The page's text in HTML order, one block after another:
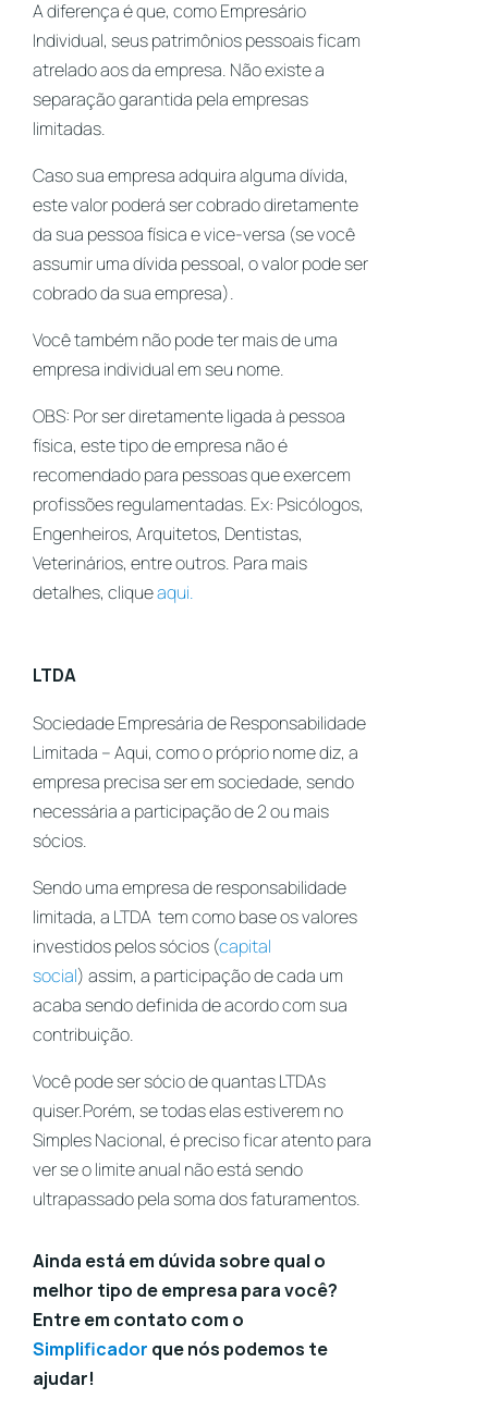
A diferença é que, como Empresário
Individual, seus patrimônios pessoais ficam
atrelado aos da empresa. Não existe a
separação garantida pela empresas
limitadas.
Caso sua empresa adquira alguma dívida,
este valor poderá ser cobrado diretamente
da sua pessoa física e vice-versa (se você
assumir uma dívida pessoal, o valor pode ser
cobrado da sua empresa).
Você também não pode ter mais de uma
empresa individual em seu nome.
OBS: Por ser diretamente ligada à pessoa
física, este tipo de empresa não é
recomendado para pessoas que exercem
profissões regulamentadas. Ex: Psicólogos,
Engenheiros, Arquitetos, Dentistas,
Veterinários, entre outros. Para mais
detalhes, cliqueaqui.
LTDA
Sociedade Empresária de Responsabilidade
Limitada – Aqui, como o próprio nome diz, a
empresa precisa ser em sociedade, sendo
necessária a participação de 2 ou mais
sócios.
Sendo uma empresa de responsabilidade
limitada, a LTDA tem como base os valores
investidos pelos sócios (capital
social) assim, a participação de cada um
acaba sendo definida de acordo com sua
contribuição.
Você pode ser sócio de quantas LTDAs
quiser.Porém, se todas elas estiverem no
Simples Nacional, é preciso ficar atento para
ver se o limite anual não está sendo
ultrapassado pela soma dos faturamentos.
Ainda está em dúvida sobre qual o
melhor tipo de empresa para você?
Entre em contato com o
Simplificador que nós podemos te
ajudar!